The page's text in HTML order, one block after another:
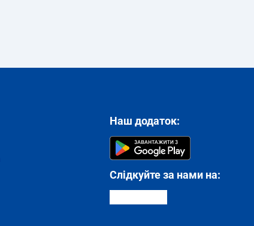
Наш додаток:
Слідкуйте за нами на: